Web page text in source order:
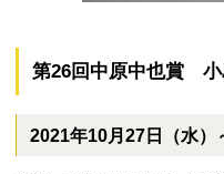
第26回中原中也賞
2021年10月27日（水）